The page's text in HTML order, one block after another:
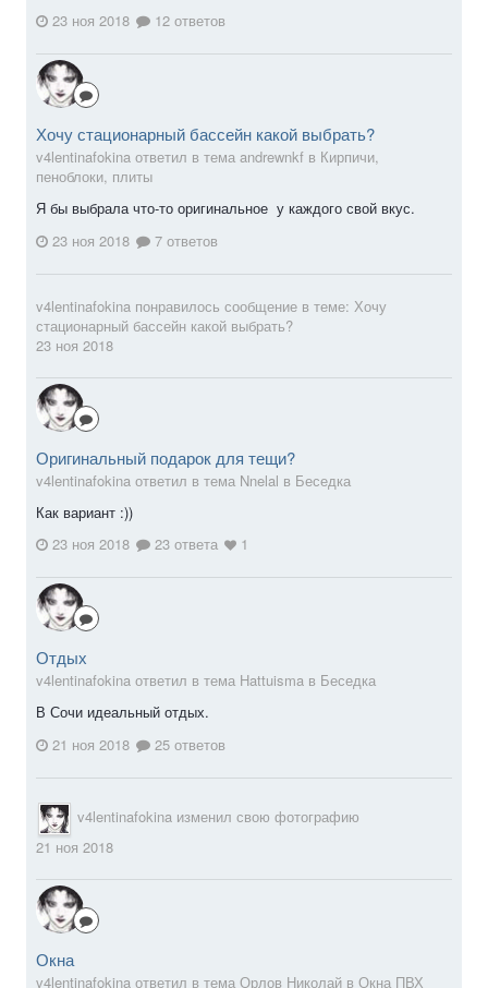
23 ноя 2018
12 ответов
Хочу стационарный бассейн какой выбрать?
v4lentinafokina ответил в тема andrewnkf в Кирпичи,
пеноблоки, плиты
Я бы выбрала что-то оригинальное у каждого свой вкус.
23 ноя 2018
7 ответов
v4lentinafokina понравилось сообщение в теме: Хочу
стационарный бассейн какой выбрать?
23 ноя 2018
Оригинальный подарок для тещи?
v4lentinafokina ответил в тема Nnelal в Беседка
Как вариант :))
23 ноя 2018
23 ответа 1
Отдых
v4lentinafokina ответил в тема Hattuisma в Беседка
В Сочи идеальный отдых.
21 ноя 2018
25 ответов
v4lentinafokina изменил свою фотографию
21 ноя 2018
Окна
v4lentinafokina ответил в тема Орлов Николай в Окна ПВХ